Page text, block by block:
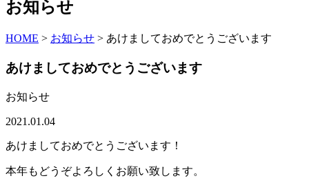
お知らせ
HOME > お知らせ > あけましておめでとうございます
あけましておめでとうございます
お知らせ
2021.01.04
あけましておめでとうございます！
本年もどうぞよろしくお願い致します。